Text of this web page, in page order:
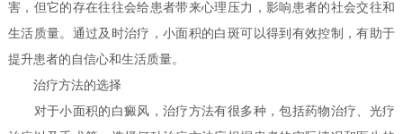
害，但它的存在往往会给患者带来心理压力，影响患者的社会交往和
生活质量。通过及时治疗，小面积的白斑可以得到有效控制，有助于
提升患者的自信心和生活质量。
治疗方法的选择
对于小面积的白癜风，治疗方法有很多种，包括药物治疗、光疗